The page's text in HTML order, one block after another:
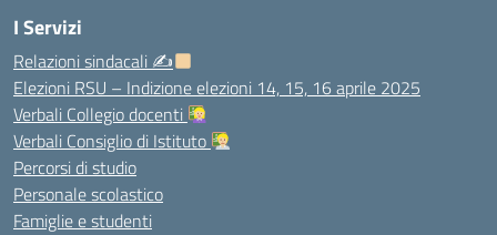
I Servizi
Relazioni sindacali ✍
Elezioni RSU – Indizione elezioni 14, 15, 16 aprile 2025
Verbali Collegio docenti
Verbali Consiglio di Istituto
Percorsi di studio
Personale scolastico
Famiglie e studenti